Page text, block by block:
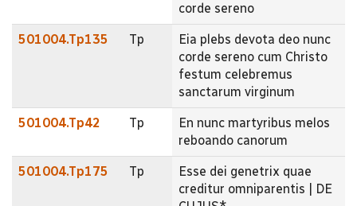
corde sereno
501004.Tp135 Tp
Eia plebs devota deo nunc
corde sereno cum Christo
festum celebremus
sanctarum virginum
501004.Tp42 Tp
En nunc martyribus melos
reboando canorum
501004.Tp175 Tp
Esse dei genetrix quae
creditur omniparentis | DE